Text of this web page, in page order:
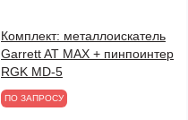
Комплект: металлоискатель
Garrett AT MAX + пинпоинтер
RGK MD-5
ПО ЗАПРОСУ